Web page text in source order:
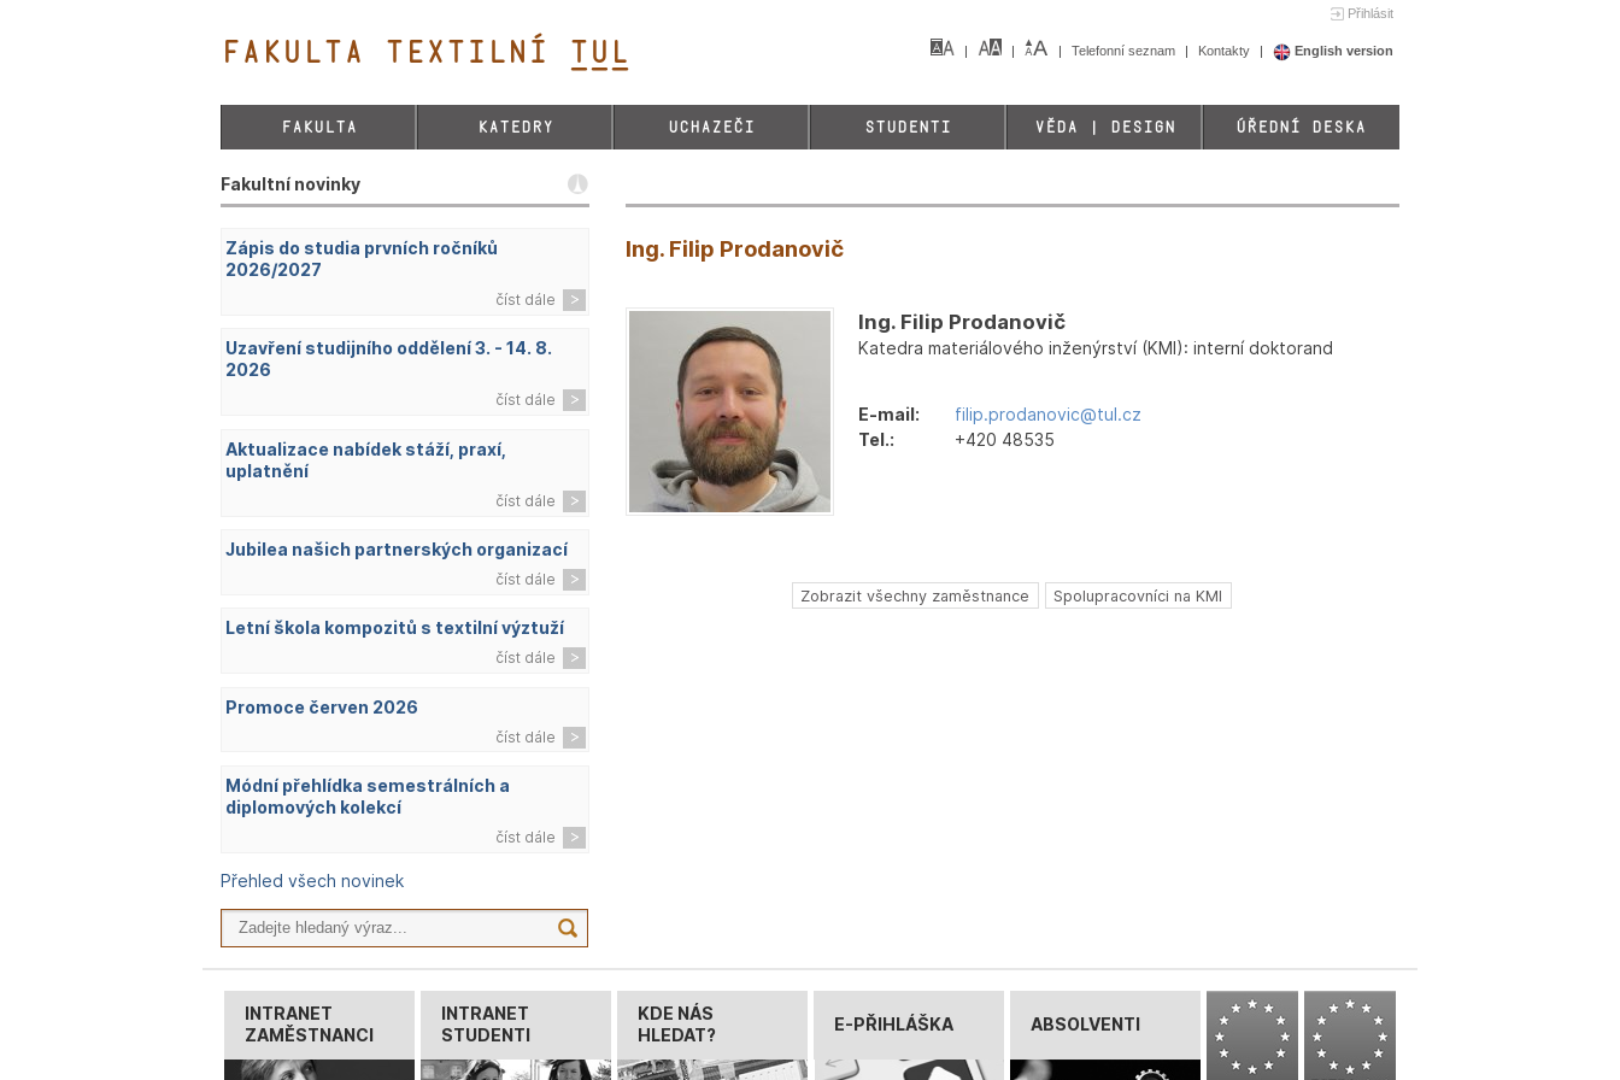
Přihlásit
FAKULTA TEXTILNÍ TUL& Telefonní seznam Kontakty English version
FAKULTA KATEDRY UCHAZEČI STUDENTI VĚDA | DESIGN ÚŘEDNÍ DESKA
Fakultní novinky
Zápis do studia prvních ročníků
2026/2027
číst dále
Uzavření studijního oddělení 3. - 14. 8.
2026
číst dále
Aktualizace nabídek stáží, praxí,
uplatnění
číst dále
Jubilea našich partnerských organizací
číst dále
Letní škola kompozitů s textilní výztuží
číst dále
Promoce červen 2026
číst dále
Módní přehlídka semestrálních a
diplomových kolekcí
číst dále
Přehled všech novinek
Ing. Filip Prodanovič
Ing. Filip Prodanovič
Katedra materiálového inženýrství (KMI): interní doktorand
E-mail:
filip.prodanovic@tul.cz
Tel.:
+420 48535
Zobrazit všechny zaměstnance Spolupracovníci na KMI
INTRANET
ZAMĚSTNANCI
INTRANET
STUDENTI
KDE NÁS
HLEDAT?
E-PŘIHLÁŠKA ABSOLVENTI